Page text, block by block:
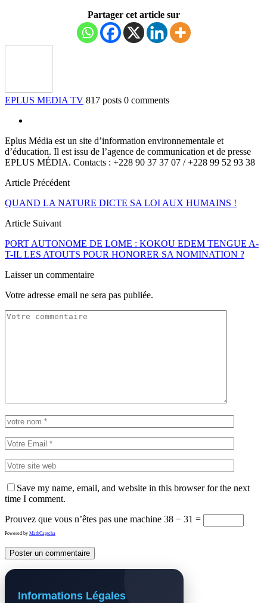
Partager cet article sur
EPLUS MEDIA TV 817 posts 0 comments
Eplus Média est un site d’information environnementale et
d’éducation. Il est issu de l’agence de communication et de presse
EPLUS MÉDIA. Contacts : +228 90 37 37 07 / +228 99 52 93 38
Article Précédent
QUAND LA NATURE DICTE SA LOI AUX HUMAINS !
Article Suivant
PORT AUTONOME DE LOME : KOKOU EDEM TENGUE A-
T-IL LES ATOUTS POUR HONORER SA NOMINATION ?
Laisser un commentaire
Votre adresse email ne sera pas publiée.
Save my name, email, and website in this browser for the next
time I comment.
Prouvez que vous n’êtes pas une machine 38 − 31 =
Powered by MathCaptcha
Informations Légales